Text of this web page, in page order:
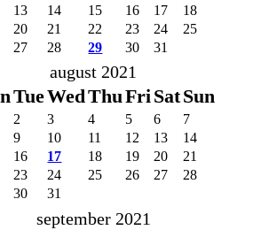
13 14 15 16 17
18
20 21 22 23 24
25
27 28 29 30 31
august 2021
TueWedThuFri SatSun
2 3 4 5 6
7
9 10 11 12 13
14
16 17 18 19 20
21
23 24 25 26 27
28
30 31
september 2021